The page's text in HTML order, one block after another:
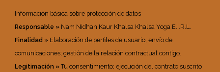
Información básica sobre protección de datos
Responsable » Nam Nidhan Kaur Khalsa Khalsa Yoga E.I.R.L.
Finalidad » Elaboración de perfiles de usuario; envío de
comunicaciones; gestión de la relación contractual contigo.
Legitimación » Tu consentimiento; ejecución del contrato suscrito